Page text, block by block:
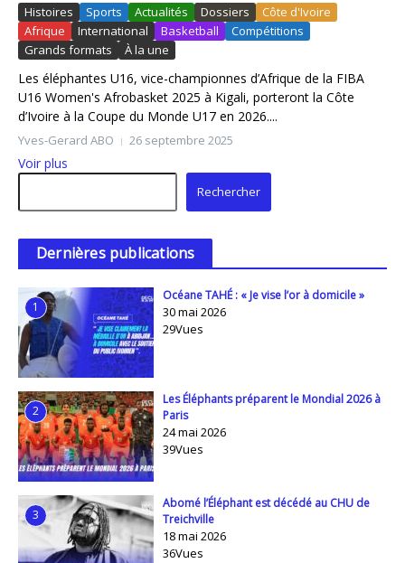
Histoires Sports Actualités Dossiers
Côte d'Ivoire
Afrique
International Basketball
Compétitions
Grands formats
À la une
Les éléphantes U16, vice-championnes d’Afrique de la FIBA
U16 Women's Afrobasket 2025 à Kigali, porteront la Côte
d’Ivoire à la Coupe du Monde U17 en 2026....
Yves-Gerard ABO 26 septembre 2025
Voir plus
Rechercher
Dernières publications
1
Océane TAHÉ : « Je vise l’or à domicile »
30 mai 2026
29Vues
2
Les Éléphants préparent le Mondial 2026 à
Paris
24 mai 2026
39Vues
3
Abomé l’Éléphant est décédé au CHU de
Treichville
18 mai 2026
36Vues